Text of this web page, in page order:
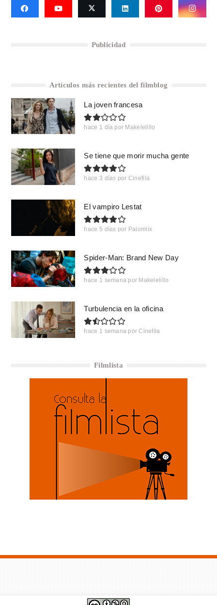
Publicidad
Artículos más recientes del filmblog
La joven francesa
hace 1 día por Makelelillo
Se tiene que morir mucha gente
hace 3 días por Cinefila
El vampiro Lestat
hace 5 días por Palomiix
Spider-Man: Brand New Day
hace 1 semana por Makelelillo
Turbulencia en la oficina
hace 1 semana por Cinefila
Filmlista